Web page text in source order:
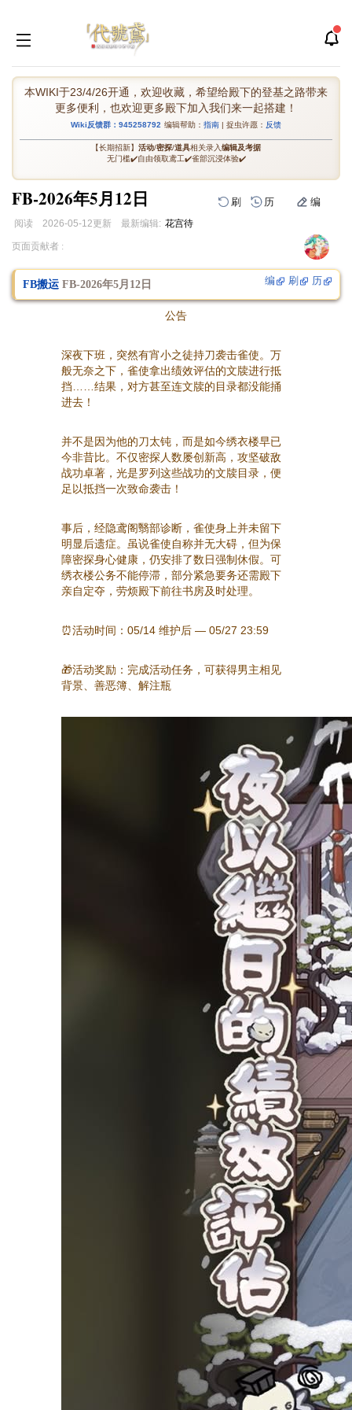
本WIKI于23/4/26开通，欢迎收藏，希望给殿下的登基之路带来
更多便利，也欢迎更多殿下加入我们来一起搭建！
Wiki反馈群：945258792 编辑帮助： 指南 | 捉虫许愿： 反馈
【长期招新】 活动/密探/道具相关录入编辑及考据
无门槛✔️自由领取鸢工✔️雀部沉浸体验✔️
FB-2026年5月12日 刷 历 编
阅读 2026-05-12更新 最新编辑: 花宫待
跳
导
跳
搜
页面贡献者 :
编 刷 历
FB搬运 FB-2026年5月12日
公告
深夜下班，突然有宵小之徒持刀袭击雀使。万
般无奈之下，雀使拿出绩效评估的文牍进行抵
挡……结果，对方甚至连文牍的目录都没能捅
进去！
并不是因为他的刀太钝，而是如今绣衣楼早已
今非昔比。不仅密探人数屡创新高，攻坚破敌
战功卓著，光是罗列这些战功的文牍目录，便
足以抵挡一次致命袭击！
事后，经隐鸢阁翳部诊断，雀使身上并未留下
明显后遗症。虽说雀使自称并无大碍，但为保
障密探身心健康，仍安排了数日强制休假。可
绣衣楼公务不能停滞，部分紧急要务还需殿下
亲自定夺，劳烦殿下前往书房及时处理。
⏰活动时间：05/14 维护后 — 05/27 23:59
🎁活动奖励：完成活动任务，可获得男主相见
背景、善恶簿、解注瓶